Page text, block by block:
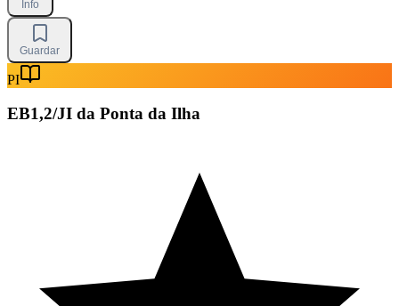
Info
Guardar
PI
EB1,2/JI da Ponta da Ilha